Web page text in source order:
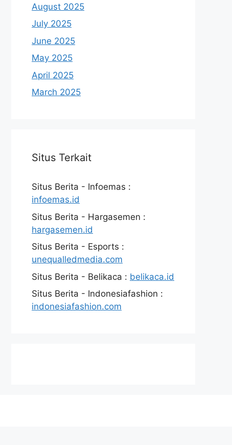
August 2025
July 2025
June 2025
May 2025
April 2025
March 2025
Situs Terkait
Situs Berita - Infoemas :
infoemas.id
Situs Berita - Hargasemen :
hargasemen.id
Situs Berita - Esports :
unequalledmedia.com
Situs Berita - Belikaca : belikaca.id
Situs Berita - Indonesiafashion :
indonesiafashion.com